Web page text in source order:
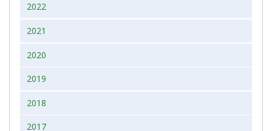
2022
2021
2020
2019
2018
2017